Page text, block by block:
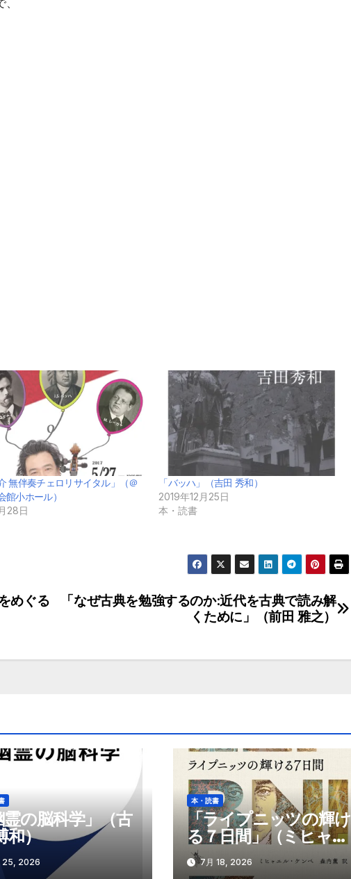
無伴奏チェロリサイタル」（＠
館小ホール）
28日
「バッハ」（吉田 秀和）
2019年12月25日
本・読書
「なぜ古典を勉強するのか:近代を古典で読み解
くために」（前田 雅之）
めぐる
霊の脳科学」（古
和）
25, 2026
本・読書
「ライプニッツの輝け
る７日間」（ミヒャエ
ル・ケンペ）
7月 18, 2026